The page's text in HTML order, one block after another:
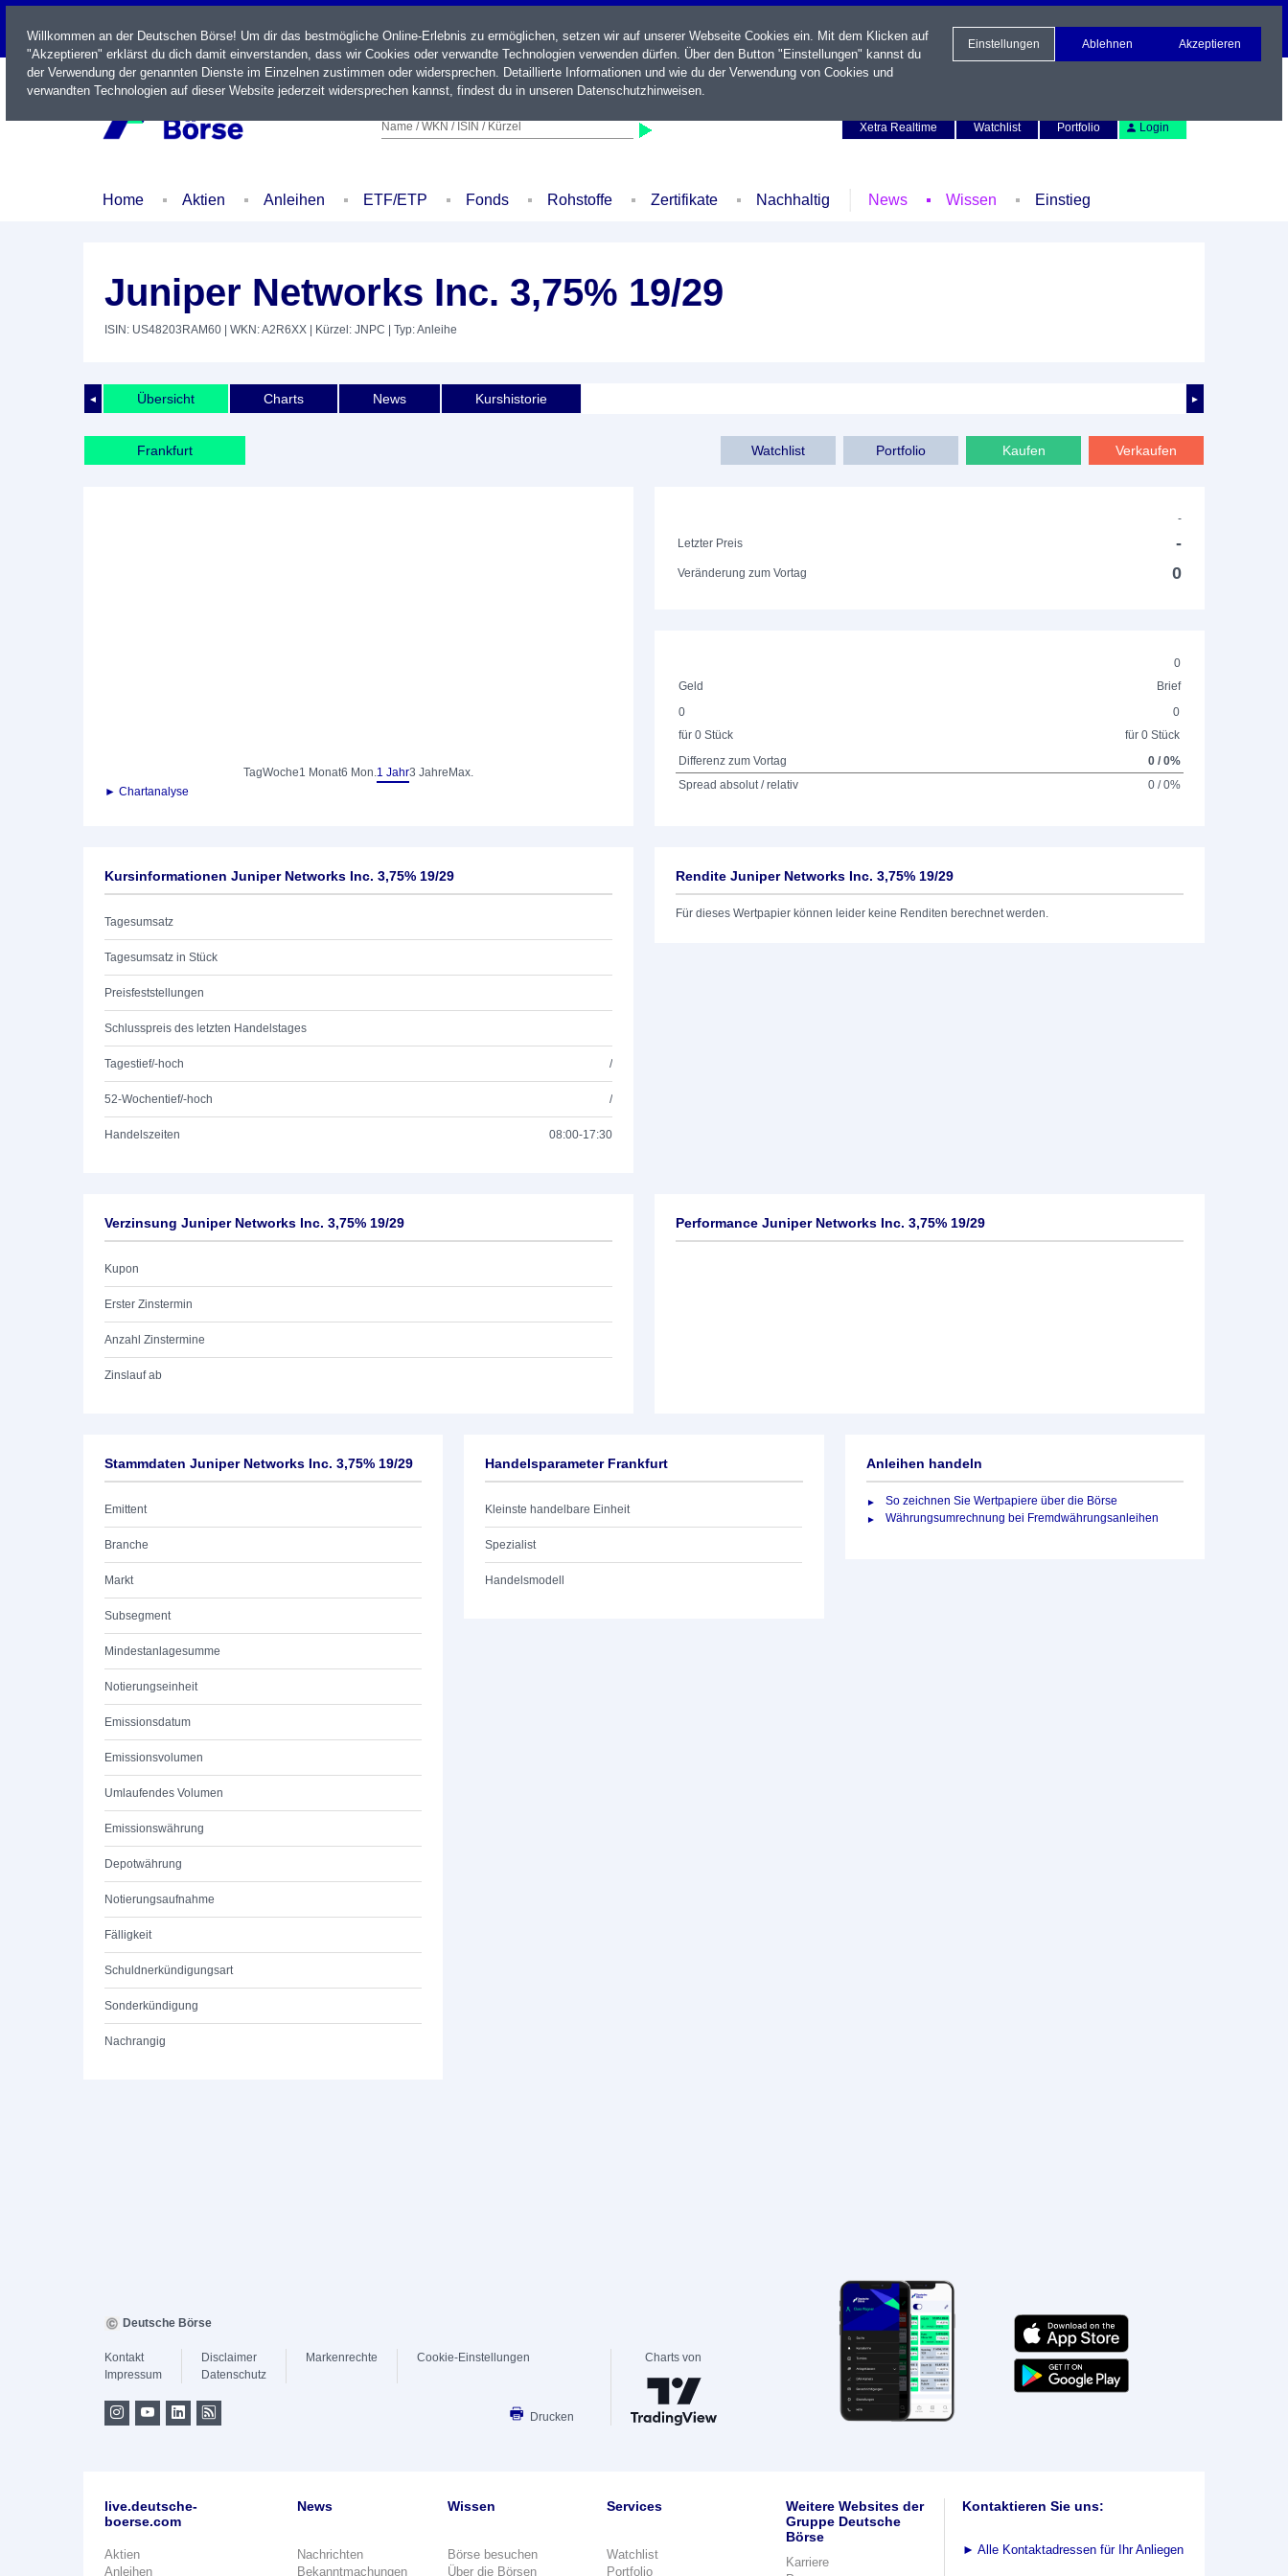
LIVE
Name / WKN / ISIN / Kürzel
Xetra Realtime
Watchlist Portfolio Login
Home Aktien Anleihen ETF/ETP Fonds Rohstoffe Zertifikate Nachhaltig News Wissen Einstieg
Juniper Networks Inc. 3,75% 19/29
ISIN: US48203RAM60 | WKN: A2R6XX | Kürzel: JNPC | Typ: Anleihe
◄ ►
Übersicht Charts News Kurshistorie
Frankfurt Verkaufen
Kaufen
Portfolio
Watchlist
TagWoche1 Monat6 Mon.1 Jahr3 Jahre Max.
► Chartanalyse
-
Letzter Preis
-
Veränderung zum Vortag 0
0
Geld
Brief
0
für 0 Stück
0
für 0 Stück
Differenz zum Vortag
0 / 0%
Spread absolut / relativ
0 / 0%
Kursinformationen Juniper Networks Inc. 3,75% 19/29
Tagesumsatz
Tagesumsatz in Stück
Preisfeststellungen
Schlusspreis des letzten Handelstages
Tagestief/-hoch /
52-Wochentief/-hoch /
Handelszeiten 08:00-17:30
Rendite Juniper Networks Inc. 3,75% 19/29
Für dieses Wertpapier können leider keine Renditen berechnet werden.
Verzinsung Juniper Networks Inc. 3,75% 19/29
Kupon
Erster Zinstermin
Anzahl Zinstermine
Zinslauf ab
Performance Juniper Networks Inc. 3,75% 19/29
Stammdaten Juniper Networks Inc. 3,75% 19/29
Emittent
Branche
Markt
Subsegment
Mindestanlagesumme
Notierungseinheit
Emissionsdatum
Emissionsvolumen
Umlaufendes Volumen
Emissionswährung
Depotwährung
Notierungsaufnahme
Fälligkeit
Schuldnerkündigungsart
Sonderkündigung
Nachrangig
Handelsparameter Frankfurt
Kleinste handelbare Einheit
Spezialist
Handelsmodell
Anleihen handeln
So zeichnen Sie Wertpapiere über die Börse
Währungsumrechnung bei Fremdwährungsanleihen
Willkommen an der Deutschen Börse! Um dir das bestmögliche Online-Erlebnis zu ermöglichen, setzen wir auf unserer Webseite Cookies ein. Mit dem Klicken auf
"Akzeptieren" erklärst du dich damit einverstanden, dass wir Cookies oder verwandte Technologien verwenden dürfen. Über den Button "Einstellungen" kannst du
der Verwendung der genannten Dienste im Einzelnen zustimmen oder widersprechen. Detaillierte Informationen und wie du der Verwendung von Cookies und
verwandten Technologien auf dieser Website jederzeit widersprechen kannst, findest du in unseren Datenschutzhinweisen.
Einstellungen Ablehnen Akzeptieren
Deutsche Börse
Kontakt
Impressum
Disclaimer
Datenschutz
Markenrechte Cookie-Einstellungen
Drucken
Charts von
live.deutsche-
boerse.com
Aktien
Anleihen
News
Nachrichten
Bekanntmachungen
Wissen
Börse besuchen
Über die Börsen
Services
Watchlist
Portfolio
Weitere Websites der
Gruppe Deutsche
Börse
Karriere
Kontaktieren Sie uns:
► Alle Kontaktadressen für Ihr Anliegen